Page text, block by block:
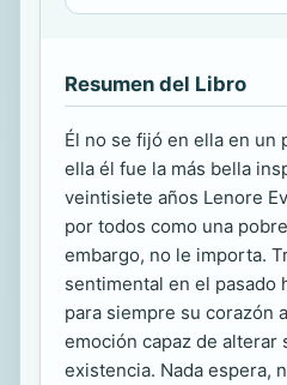
Resumen del Libro
Él no se fijó en ella en un
ella él fue la más bella
veintisiete años Lenore
por todos como una
embargo, no le importa.
sentimental en el pasado
para siempre su corazón
emoción capaz de alterar
existencia. Nada espera,